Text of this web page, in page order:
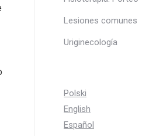
Lesiones comunes
Uriginecología
Polski
English
Español